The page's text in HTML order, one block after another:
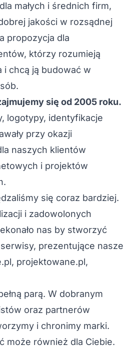
małych i średnich firm,
jakości w rozsądnej
propozycja dla
którzy rozumieją
i chcą ją budować w
się od 2005 roku.
logotypy, identyfikacje
przy okazji
naszych klientów
i projektów
się coraz bardziej.
i zadowolonych
nas by stworzyć
prezentujące nasze
projektowane.pl,
parą. W dobranym
oraz partnerów
i chronimy marki.
może również dla Ciebie.